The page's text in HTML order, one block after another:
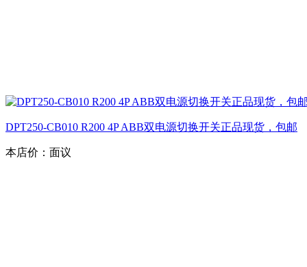
DPT250-CB010 R200 4P ABB双电源切换开关正品现货，包邮
本店价： 面议